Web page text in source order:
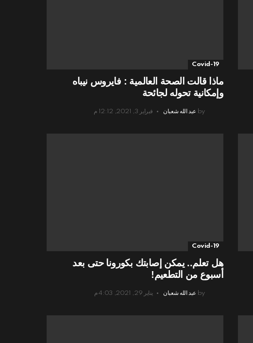
Covid-19
ماذا قالت الصحة العالمية : فايروس نيباه
وإمكانية تحوله لجائحة
by عبد الله شعبان فبراير 3, 2021, 12:12 م
Covid-19
هل تعلم.. يمكن إصابتك بكورونا حتى بعد
أسبوع من التطعيم!
by عبد الله شعبان يناير 29, 2021, 4:03 م